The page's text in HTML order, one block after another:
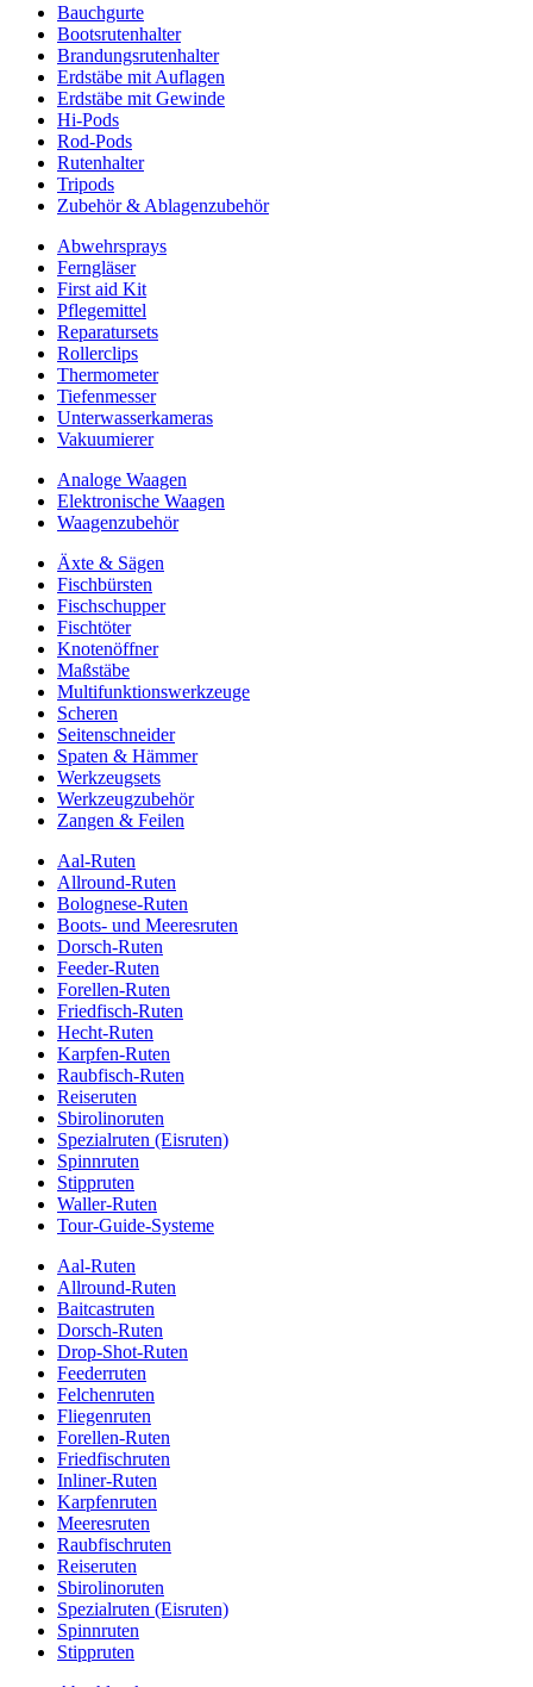
Bauchgurte
Bootsrutenhalter
Brandungsrutenhalter
Erdstäbe mit Auflagen
Erdstäbe mit Gewinde
Hi-Pods
Rod-Pods
Rutenhalter
Tripods
Zubehör & Ablagenzubehör
Abwehrsprays
Ferngläser
First aid Kit
Pflegemittel
Reparatursets
Rollerclips
Thermometer
Tiefenmesser
Unterwasserkameras
Vakuumierer
Analoge Waagen
Elektronische Waagen
Waagenzubehör
Äxte & Sägen
Fischbürsten
Fischschupper
Fischtöter
Knotenöffner
Maßstäbe
Multifunktionswerkzeuge
Scheren
Seitenschneider
Spaten & Hämmer
Werkzeugsets
Werkzeugzubehör
Zangen & Feilen
Aal-Ruten
Allround-Ruten
Bolognese-Ruten
Boots- und Meeresruten
Dorsch-Ruten
Feeder-Ruten
Forellen-Ruten
Friedfisch-Ruten
Hecht-Ruten
Karpfen-Ruten
Raubfisch-Ruten
Reiseruten
Sbirolinoruten
Spezialruten (Eisruten)
Spinnruten
Stippruten
Waller-Ruten
Tour-Guide-Systeme
Aal-Ruten
Allround-Ruten
Baitcastruten
Dorsch-Ruten
Drop-Shot-Ruten
Feederruten
Felchenruten
Fliegenruten
Forellen-Ruten
Friedfischruten
Inliner-Ruten
Karpfenruten
Meeresruten
Raubfischruten
Reiseruten
Sbirolinoruten
Spezialruten (Eisruten)
Spinnruten
Stippruten